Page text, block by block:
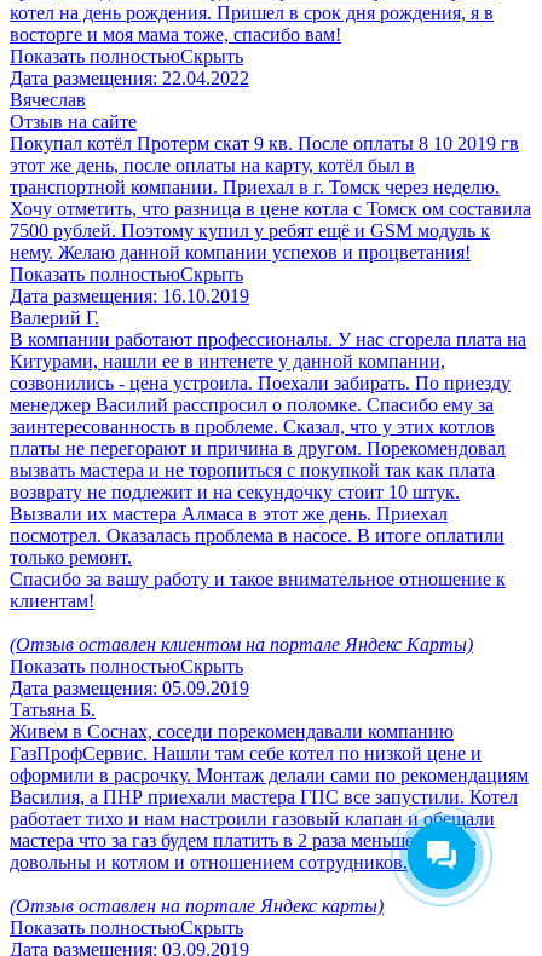
котел на день рождения. Пришел в срок дня рождения, я в
восторге и моя мама тоже, спасибо вам!
Показать полностьюСкрыть
Дата размещения: 22.04.2022
Вячеслав
Отзыв на сайте
Покупал котёл Протерм скат 9 кв. После оплаты 8 10 2019 гв
этот же день, после оплаты на карту, котёл был в
транспортной компании. Приехал в г. Томск через неделю.
Хочу отметить, что разница в цене котла с Томск ом составила
7500 рублей. Поэтому купил у ребят ещё и GSM модуль к
нему. Желаю данной компании успехов и процветания!
Показать полностьюСкрыть
Дата размещения: 16.10.2019
Валерий Г.
В компании работают профессионалы. У нас сгорела плата на
Китурами, нашли ее в интенете у данной компании,
созвонились - цена устроила. Поехали забирать. По приезду
менеджер Василий расспросил о поломке. Спасибо ему за
заинтересованность в проблеме. Сказал, что у этих котлов
платы не перегорают и причина в другом. Порекомендовал
вызвать мастера и не торопиться с покупкой так как плата
возврату не подлежит и на секундочку стоит 10 штук.
Вызвали их мастера Алмаса в этот же день. Приехал
посмотрел. Оказалась проблема в насосе. В итоге оплатили
только ремонт.
Спасибо за вашу работу и такое внимательное отношение к
клиентам!
(Отзыв оставлен клиентом на портале Яндекс Карты)
Показать полностьюСкрыть
Дата размещения: 05.09.2019
Татьяна Б.
Живем в Соснах, соседи порекомендавали компанию
ГазПрофСервис. Нашли там себе котел по низкой цене и
оформили в расрочку. Монтаж делали сами по рекомендациям
Василия, а ПНР приехали мастера ГПС все запустили. Котел
работает тихо и нам настроили газовый клапан и обещали
мастера что за газ будем платить в 2 раза меньше. Очень
довольны и котлом и отношением сотрудников.
(Отзыв оставлен на портале Яндекс карты)
Показать полностьюСкрыть
Дата размещения: 03.09.2019